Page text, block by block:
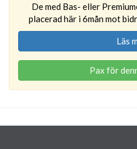
De med Bas- eller
placerad här i 6mån mot
Läs
Pax för